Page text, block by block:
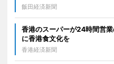
飯田経済新聞
香港のスーパーが24時間営
に香港食文化を
香港経済新聞